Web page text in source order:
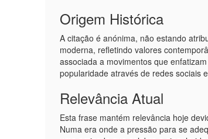
Origem Histórica
A citação é anónima, não estando
moderna, refletindo valores
associada a movimentos que
popularidade através de redes sociais
Relevância Atual
Esta frase mantém relevância hoje
Numa era onde a pressão para se